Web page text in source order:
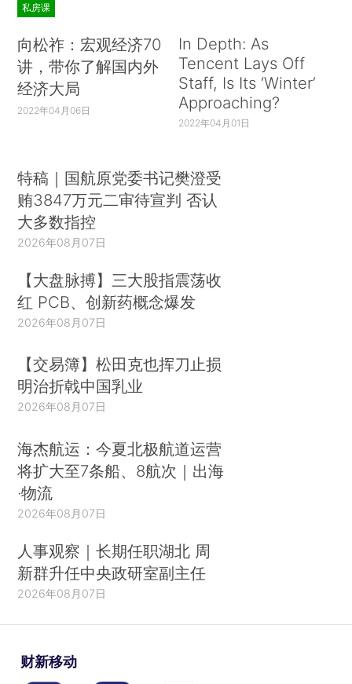
私房课
向松祚：宏观经济70
讲，带你了解国内外
经济大局
2022年04月06日
In Depth: As
Tencent Lays Off
Staff, Is Its ‘Winter’
Approaching?
2022年04月01日
特稿｜国航原党委书记樊澄受
贿3847万元二审待宣判 否认
大多数指控
2026年08月07日
【大盘脉搏】三大股指震荡收
红 PCB、创新药概念爆发
2026年08月07日
【交易簿】松田克也挥刀止损
明治折戟中国乳业
2026年08月07日
海杰航运：今夏北极航道运营
将扩大至7条船、8航次｜出海
·物流
2026年08月07日
人事观察｜长期任职湖北 周
新群升任中央政研室副主任
2026年08月07日
财新移动